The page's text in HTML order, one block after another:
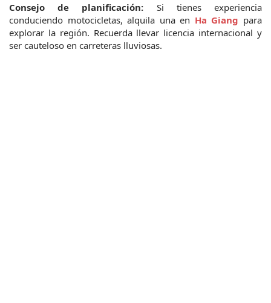
Consejo de planificación: Si tienes experiencia
conduciendo motocicletas, alquila una en Ha Giang para
explorar la región. Recuerda llevar licencia internacional y
ser cauteloso en carreteras lluviosas.